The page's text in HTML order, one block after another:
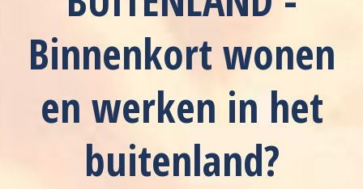
Binnenkort wonen
en werken in het
buitenland?